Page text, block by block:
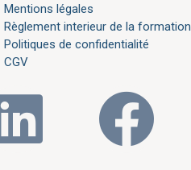
Mentions légales
Règlement interieur de la formation
Politiques de confidentialité
CGV